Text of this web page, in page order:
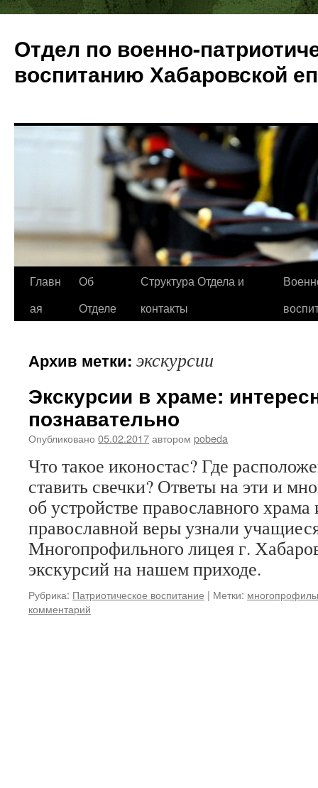
Отдел по военно-
воспитанию Хабаровской
Перейти
Главн
ая
Об
Отделе
Структура Отдела и
контакты
Архив метки: экскурсии
Экскурсии в храме:
познавательно
Опубликовано 05.02.2017автором pobeda
Что такое иконостас? Где
ставить свечки? Ответы на эти и
об устройстве православного храма
православной веры узнали
Многопрофильного лицея г.
экскурсий на нашем приходе.
Рубрика: Патриотическое воспитание | Метки:
комментарий